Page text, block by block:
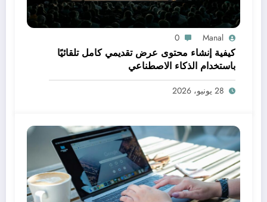
Manal
0
كيفية إنشاء محتوى عرض تقديمي كامل تلقائيًا
باستخدام الذكاء الاصطناعي
28 يونيو، 2026